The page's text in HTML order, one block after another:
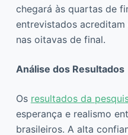
chegará às quartas de
entrevistados acreditam
nas oitavas de final.
Análise dos Resultados
Os resultados da
esperança e realismo
brasileiros. A alta